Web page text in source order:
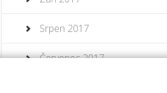
Srpen 2017
Červenec 2017